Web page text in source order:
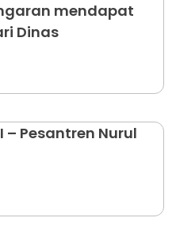
mendapat
Dinas
– Pesantren Nurul